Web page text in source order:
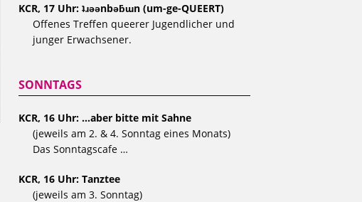
KCR, 17 Uhr: ʇɹǝǝnbǝƃɯn (um-ge-QUEERT)
Offenes Treffen queerer Jugendlicher und
junger Erwachsener.
SONNTAGS
KCR, 16 Uhr: …aber bitte mit Sahne
(jeweils am 2. & 4. Sonntag eines Monats)
Das Sonntagscafe …
KCR, 16 Uhr: Tanztee
(jeweils am 3. Sonntag)